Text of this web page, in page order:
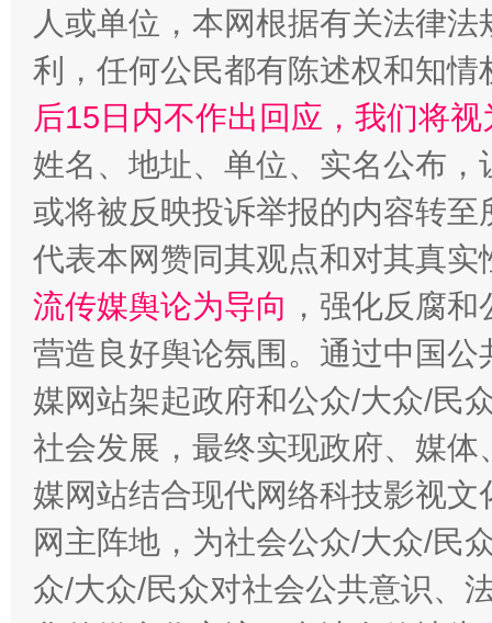
完善运行机制助力责任有效落实 一纸欠
东山县通报“牛蛙产品抗生素超标问题” 法
人或单位，本网根据有关法律
利，任何公民都有陈述权和知情
后15日内不作出回应，我们将
姓名、地址、单位、实名公布
或将被反映投诉举报的内容转
代表本网赞同其观点和对其真实
流传媒舆论为导向 ，强化反腐
营造良好舆论氛围。通过中国
媒网站架起政府和公众/大众/民
社会发展，最终实现政府、媒
媒网站结合现代网络科技影视
网主阵地，为社会公众/大众/民
众/大众/民众对社会公共意识、